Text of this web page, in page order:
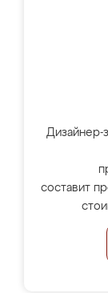
Дизайнер-
составит